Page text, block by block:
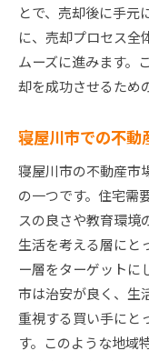
専門家の
売却後の
オンライ
仲介手数
印紙税や
売却に伴
費用削減
不動産売
寝屋川市不動
ト
売却前に
とで、売却後に手元
に、売却プロセス全
ムーズに進みます。
却を成功させるため
寝屋川市での不動
寝屋川市の不動産市
の一つです。住宅需
スの良さや教育環境
生活を考える層にと
ー層をターゲットに
市は治安が良く、生
重視する買い手にと
す。このような地域